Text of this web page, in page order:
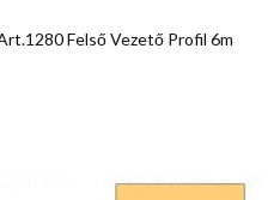
Felső Vezető Profil 6m
Előnézet